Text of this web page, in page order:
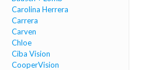
Carolina Herrera
Carrera
Carven
Chloe
Ciba Vision
CooperVision